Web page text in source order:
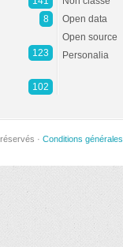
8
123
102
Open data
Open source
Personalia
· Conditions générales